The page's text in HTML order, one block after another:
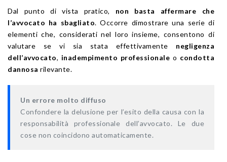
Dal punto di vista pratico, non basta affermare che
l’avvocato ha sbagliato. Occorre dimostrare una serie di
elementi che, considerati nel loro insieme, consentono di
valutare se vi sia stata effettivamente negligenza
dell’avvocato, inadempimento professionale o condotta
dannosa rilevante.
Un errore molto diffuso
Confondere la delusione per l’esito della causa con la
responsabilità professionale dell’avvocato. Le due
cose non coincidono automaticamente.